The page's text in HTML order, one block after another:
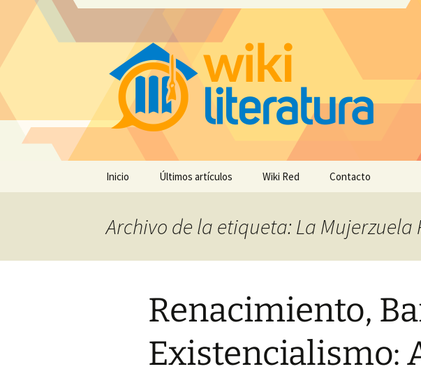
Inicio Últimos artículos Wiki Red Contacto
Archivo de la etiqueta: La Mujerzuela
Renacimiento,
Existencialismo: